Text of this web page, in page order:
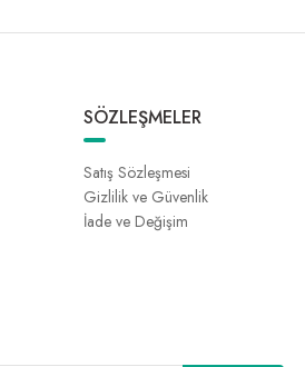
SÖZLEŞMELER
Satış Sözleşmesi
Gizlilik ve Güvenlik
İade ve Değişim